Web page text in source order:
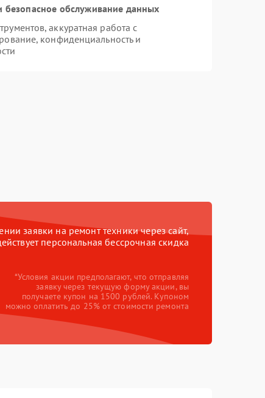
обслуживание данных
аккуратная работа с
конфиденциальность и
заявки на ремонт техники через сайт,
персональная бессрочная скидка
*Условия акции предполагают, что отправляя
заявку через текущую форму акции, вы
получаете купон на 1500 рублей. Купоном
можно оплатить до 25% от стоимости ремонта